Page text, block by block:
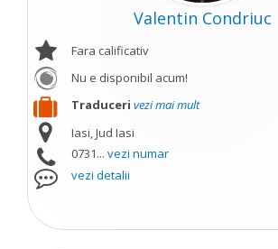
Valentin Condriuc
Fara calificativ
Nu e disponibil acum!
Traduceri vezi mai mult
Iasi, Jud Iasi
0731... vezi numar
vezi detalii